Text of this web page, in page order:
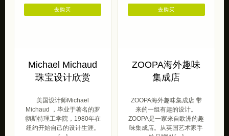
Michael Michaud
珠宝设计欣赏
美国设计师Michael
Michaud ，毕业于著名的罗
彻斯特理工学院，1980年在
纽约开始自己的设计生涯。
去购买
ZOOPA海外趣味
集成店
ZOOPA海外趣味集成店 带
来的一组有趣的设计。
ZOOPA是一家来自欧洲的趣
味集成店。从英国艺术家手
去购买